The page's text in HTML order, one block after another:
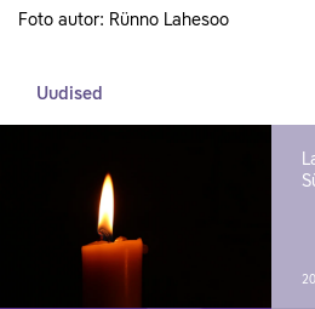
Foto autor: Rünno Lahesoo
Uudised